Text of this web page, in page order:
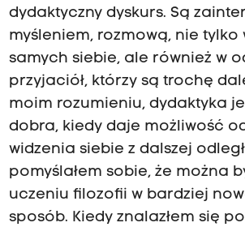
dydaktyczny dyskurs. Są
myśleniem, rozmową, nie tylko
samych siebie, ale również w
przyjaciół, którzy są trochę
moim rozumieniu, dydaktyka
dobra, kiedy daje możliwość
widzenia siebie z dalszej
pomyślałem sobie, że można
uczeniu filozofii w bardziej
sposób. Kiedy znalazłem się